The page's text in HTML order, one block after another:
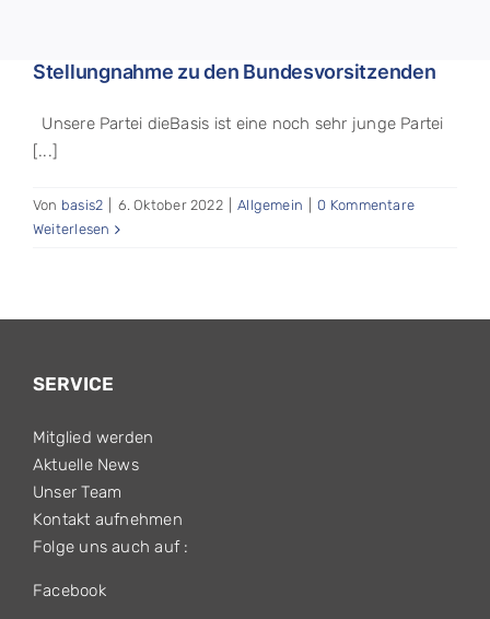
Stellungnahme zu den Bundesvorsitzenden
Unsere Partei dieBasis ist eine noch sehr junge Partei
[...]
Von basis2 6. Oktober 2022 Allgemein
0 Kommentare
Weiterlesen
SERVICE
Mitglied werden
Aktuelle News
Unser Team
Kontakt aufnehmen
Folge uns auch auf :
Facebook